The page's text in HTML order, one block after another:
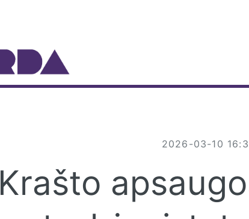
2026-03-10
Krašto